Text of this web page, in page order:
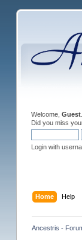
Welcome, Guest
Did you miss
Login with
Home Help
Ancestris -